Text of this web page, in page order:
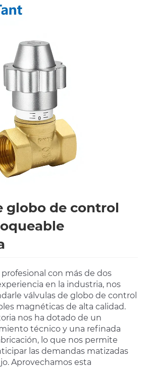
globo de control
con más de dos
en la industria, nos
válvulas de globo de control
magnéticas de alta calidad.
nos ha dotado de un
técnico y una refinada
lo que nos permite
las demandas matizadas
Aprovechamos esta